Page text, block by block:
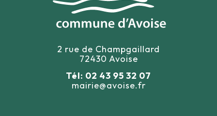
2 rue de Champgaillard
72430 Avoise
Tél: 02 43 95 32 07
mairie@avoise.fr